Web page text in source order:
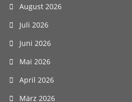
August 2026
Juli 2026
Juni 2026
Mai 2026
April 2026
März 2026